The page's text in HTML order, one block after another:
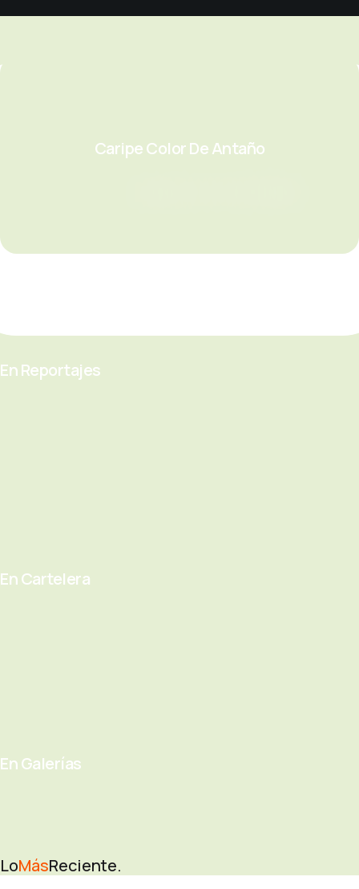
Caripe Color De Antaño
En Reportajes
En Cartelera
En Galerías
LoMásReciente.